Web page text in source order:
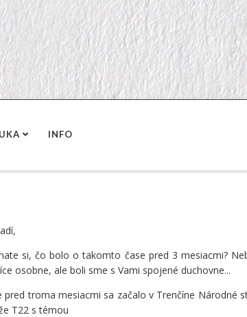
INFO
si, čo bolo o takomto čase pred 3 mesiacmi?
osobne, ale boli sme s Vami spojené duchovne...
pred troma mesiacmi sa začalo v Trenčíne Národné
T22 s témou